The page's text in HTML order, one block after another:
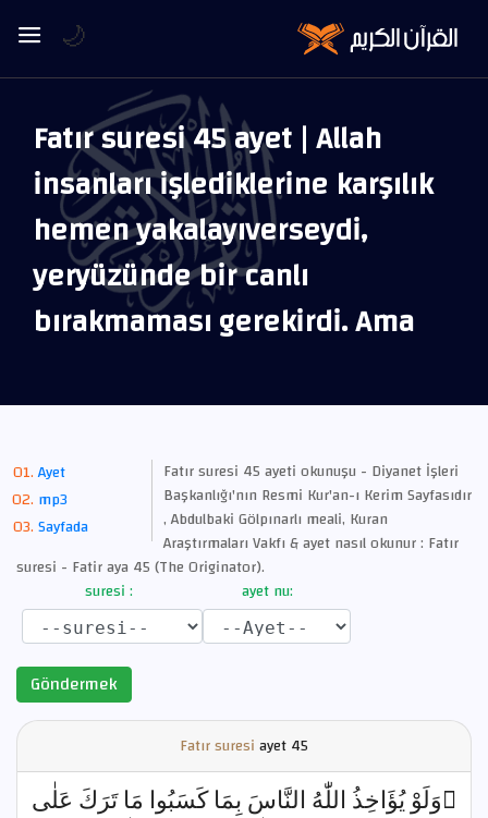
Fatır suresi 45 ayet | Allah
insanları işlediklerine karşılık
hemen yakalayıverseydi,
yeryüzünde bir canlı
bırakmaması gerekirdi. Ama
Ayet
mp3
Sayfada
Fatır suresi 45 ayeti okunuşu - Diyanet İşleri
Başkanlığı'nın Resmi Kur'an-ı Kerim Sayfasıdır
, Abdulbaki Gölpınarlı meali, Kuran
Araştırmaları Vakfı & ayet nasıl okunur : Fatır
suresi - Fatir aya 45 (The Originator).
suresi :
ayet nu:
Göndermek
Fatır suresiayet45
﴿وَلَوْ يُؤَاخِذُ اللّٰهُ النَّاسَ بِمَا كَسَبُوا مَا تَرَكَ عَلٰى
🌙